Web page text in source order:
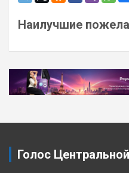
Наилучшие
Навигация
по
Голос